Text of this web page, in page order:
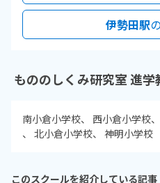
伊勢田駅
もののしくみ研究室 進
南小倉小学校 西小倉小学校
北小倉小学校
神明小学校
このスクールを紹介している記事